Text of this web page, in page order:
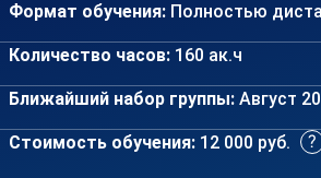
Формат обучения: Полностью
Количество часов: 160 ак.ч
Ближайший набор группы: Август
Стоимость обучения: 12 000 руб.